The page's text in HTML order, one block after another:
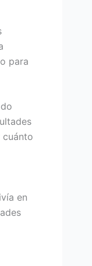
para
cuánto
en